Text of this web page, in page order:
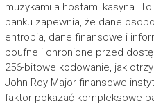
muzykami a hostami kasyna.
banku zapewnia, że ​​dane
entropia, dane finansowe i
poufne i chronione przed
256-bitowe kodowanie, jak
John Roy Major finansowe
faktor pokazać kompleksowe